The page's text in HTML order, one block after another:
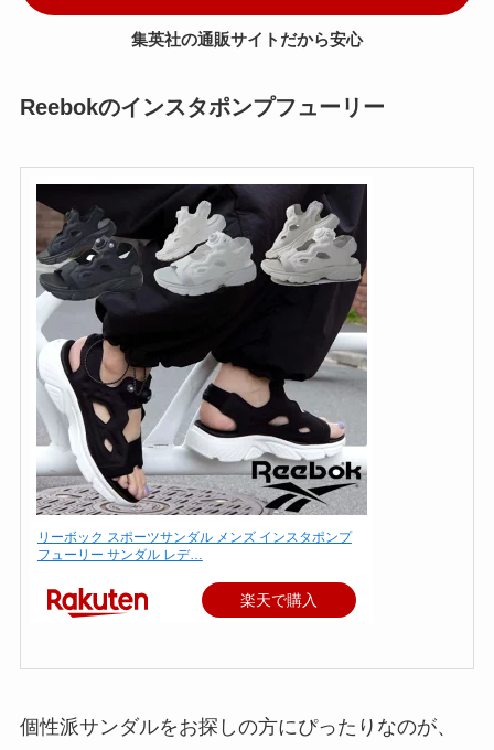
集英社の通販サイトだから安心
Reebokのインスタポンプフューリー
リーボック スポーツサンダル メンズ インスタポンプ
フューリー サンダル レデ…
楽天で購入
個性派サンダルをお探しの方にぴったりなのが、